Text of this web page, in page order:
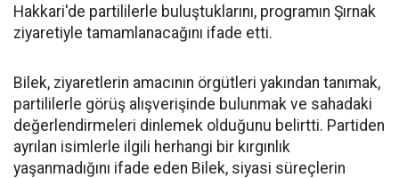
Hakkari'de partililerle buluştuklarını, programın Şırnak
ziyaretiyle tamamlanacağını ifade etti.
Bilek, ziyaretlerin amacının örgütleri yakından tanımak,
partililerle görüş alışverişinde bulunmak ve sahadaki
değerlendirmeleri dinlemek olduğunu belirtti. Partiden
ayrılan isimlerle ilgili herhangi bir kırgınlık
yaşanmadığını ifade eden Bilek, siyasi süreçlerin